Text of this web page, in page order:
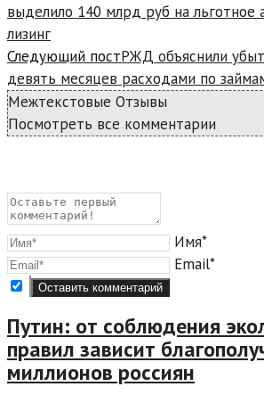
выделило 140 млрд руб на льготное
лизинг
Следующий постРЖД объяснили
девять месяцев расходами по
Межтекстовые Отзывы
Посмотреть все комментарии
Имя*
Email*
Путин: от соблюдения
правил зависит
миллионов россиян